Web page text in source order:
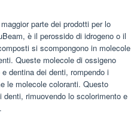
parte dei prodotti per lo
è il perossido di idrogeno o il
si scompongono in molecole
Queste molecole di ossigeno
dentina dei denti, rompendo i
le molecole coloranti. Questo
denti, rimuovendo lo scolorimento e